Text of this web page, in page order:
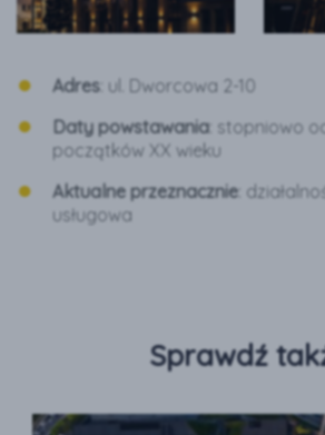
Adres : ul. Dworcowa 2-10
Daty powstawania: stopniowo
początków XX wieku
Aktualne przeznacznie:
usługowa
Sprawdź